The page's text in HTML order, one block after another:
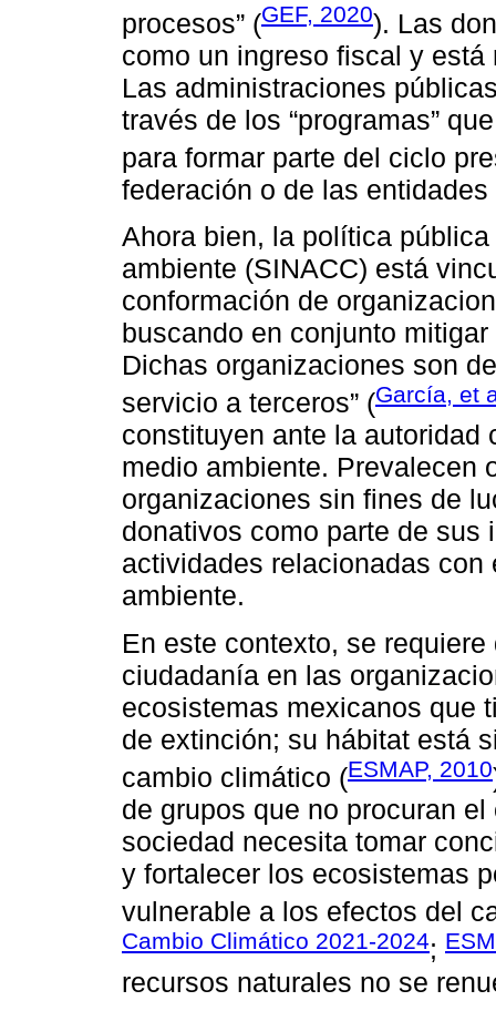
procesos” (GEF, 2020). Las
como un ingreso fiscal y
Las administraciones
través de los “programas”
para formar parte del ciclo
federación o de las
Ahora bien, la política
ambiente (SINACC) está
conformación de
buscando en conjunto
Dichas organizaciones son
servicio a terceros” (García, et
constituyen ante la autoridad
medio ambiente. Prevalecen
organizaciones sin fines de
donativos como parte de sus
actividades relacionadas
ambiente.
En este contexto, se
ciudadanía en las
ecosistemas mexicanos que
de extinción; su hábitat está
cambio climático (ESMAP, 2010
de grupos que no procuran
sociedad necesita tomar
y fortalecer los ecosistemas
vulnerable a los efectos del
Cambio Climático 2021-2024;
recursos naturales no se